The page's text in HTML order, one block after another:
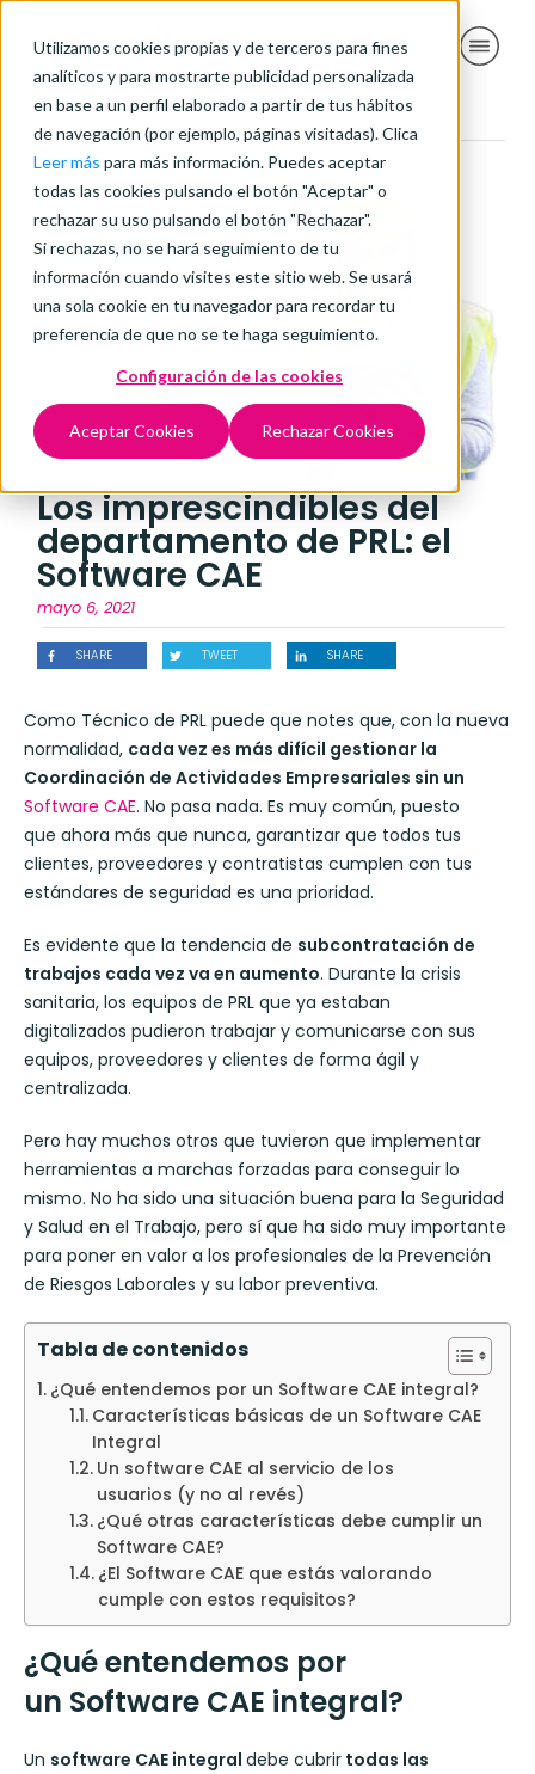
Utilizamos cookies propias y de terceros para fines
analíticos y para mostrarte publicidad personalizada
en base a un perfil elaborado a partir de tus hábitos
de navegación (por ejemplo, páginas visitadas). Clica
Leer más para más información. Puedes aceptar
todas las cookies pulsando el botón "Aceptar" o
rechazar su uso pulsando el botón "Rechazar".
Si rechazas, no se hará seguimiento de tu
información cuando visites este sitio web. Se usará
una sola cookie en tu navegador para recordar tu
preferencia de que no se te haga seguimiento.
Configuración de las cookies
Aceptar Cookies Rechazar Cookies
Los imprescindibles del
departamento de PRL: el
Software CAE
mayo 6, 2021
SHARE TWEET SHARE
Como Técnico de PRL puede que notes que, con la nueva
normalidad, cada vez es más difícil gestionar la
Coordinación de Actividades Empresariales sin un
Software CAE. No pasa nada. Es muy común, puesto
que ahora más que nunca, garantizar que todos tus
clientes, proveedores y contratistas cumplen con tus
estándares de seguridad es una prioridad.
Es evidente que la tendencia de subcontratación de
trabajos cada vez va en aumento. Durante la crisis
sanitaria, los equipos de PRL que ya estaban
digitalizados pudieron trabajar y comunicarse con sus
equipos, proveedores y clientes de forma ágil y
centralizada.
Pero hay muchos otros que tuvieron que implementar
herramientas a marchas forzadas para conseguir lo
mismo. No ha sido una situación buena para la Seguridad
y Salud en el Trabajo, pero sí que ha sido muy importante
para poner en valor a los profesionales de la Prevención
de Riesgos Laborales y su labor preventiva.
Tabla de contenidos
¿Qué entendemos por un Software CAE integral?
Características básicas de un Software CAE
Integral
Un software CAE al servicio de los
usuarios (y no al revés)
¿Qué otras características debe cumplir un
Software CAE?
¿El Software CAE que estás valorando
cumple con estos requisitos?
¿Qué entendemos por
un Software CAE integral?
Un software CAE integral debe cubrir todas las